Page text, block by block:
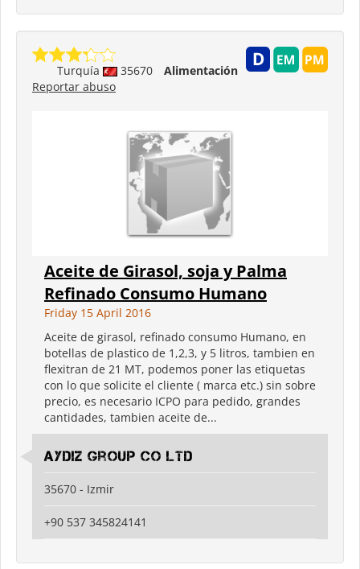
Turquía 35670
Alimentación
Reportar abuso
Aceite de Girasol, soja y Palma
Refinado Consumo Humano
Friday 15 April 2016
Aceite de girasol, refinado consumo Humano, en
botellas de plastico de 1,2,3, y 5 litros, tambien en
flexitran de 21 MT, podemos poner las etiquetas
con lo que solicite el cliente ( marca etc.) sin sobre
precio, es necesario ICPO para pedido, grandes
cantidades, tambien aceite de...
Aydiz Group Co Ltd
35670 - Izmir
+90 537 345824141